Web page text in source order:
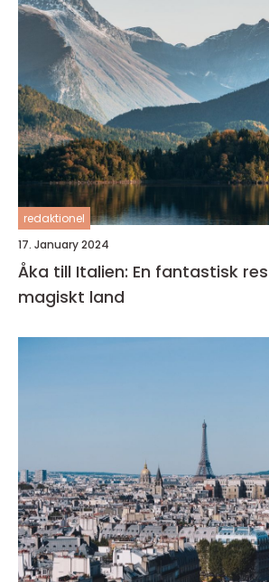
redaktionel
17. January 2024
Åka till Italien: En fantastisk
magiskt land